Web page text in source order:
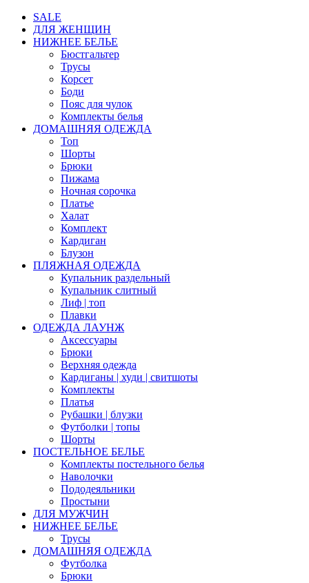
SALE
ДЛЯ ЖЕНЩИН
НИЖНЕЕ БЕЛЬЕ
Бюстгальтер
Трусы
Корсет
Боди
Пояс для чулок
Комплекты белья
ДОМАШНЯЯ ОДЕЖДА
Топ
Шорты
Брюки
Пижама
Ночная сорочка
Платье
Халат
Комплект
Кардиган
Блузон
ПЛЯЖНАЯ ОДЕЖДА
Купальник раздельный
Купальник слитный
Лиф | топ
Плавки
ОДЕЖДА ЛАУНЖ
Аксессуары
Брюки
Верхняя одежда
Кардиганы | худи | свитшоты
Комплекты
Платья
Рубашки | блузки
Футболки | топы
Шорты
ПОСТЕЛЬНОЕ БЕЛЬЕ
Комплекты постельного белья
Наволочки
Пододеяльники
Простыни
ДЛЯ МУЖЧИН
НИЖНЕЕ БЕЛЬЕ
Трусы
ДОМАШНЯЯ ОДЕЖДА
Футболка
Брюки